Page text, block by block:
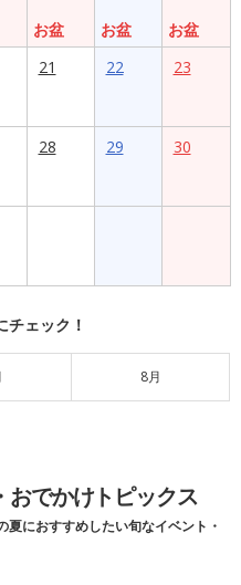
お盆
お盆
お盆
21 22 23
28 29 30
ェック！
8月
おでかけトピックス
夏におすすめしたい旬なイベント・